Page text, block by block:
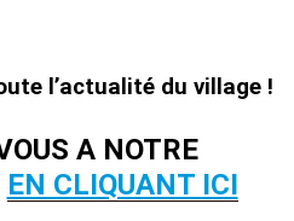
l’actualité du village !
A NOTRE
EN CLIQUANT ICI